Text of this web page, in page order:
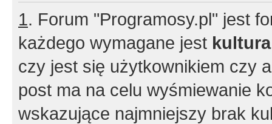
1. Forum "Programosy.pl" jest
każdego wymagane jest
czy jest się użytkownikiem czy
post ma na celu wyśmiewanie
wskazujące najmniejszy brak